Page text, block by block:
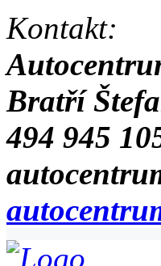
Kontakt:
Bratří
494 945